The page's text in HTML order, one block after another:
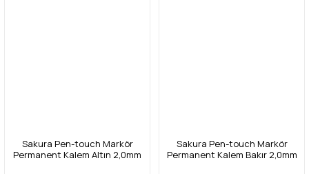
Sakura Pen-touch Markör
Permanent Kalem Altın 2,0mm
Sakura Pen-touch Markör
Permanent Kalem Bakır 2,0mm